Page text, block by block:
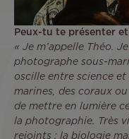
Peux-tu te présenter
« Je m’appelle Théo.
photographe sous-
oscille entre science et
marines, des coraux
de mettre en lumière
la photographie. Très
rejoints : la biologie